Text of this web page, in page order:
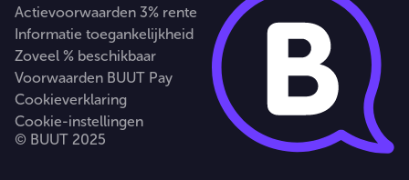
Actievoorwaarden 3% rente
Informatie toegankelijkheid
Zoveel % beschikbaar
Voorwaarden BUUT Pay
Cookieverklaring
Cookie-instellingen
© BUUT 2025